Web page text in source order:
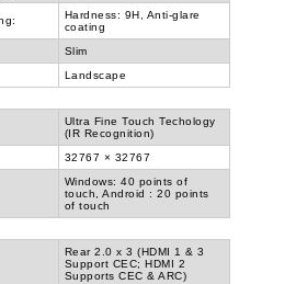
Hardness: 9H, Anti-glare
coating
Slim
Landscape
Ultra Fine Touch Techology
(IR Recognition)
32767 × 32767
Windows: 40 points of
touch, Android : 20 points
of touch
Rear 2.0 x 3 (HDMI 1 & 3
Support CEC; HDMI 2
Supports CEC & ARC)